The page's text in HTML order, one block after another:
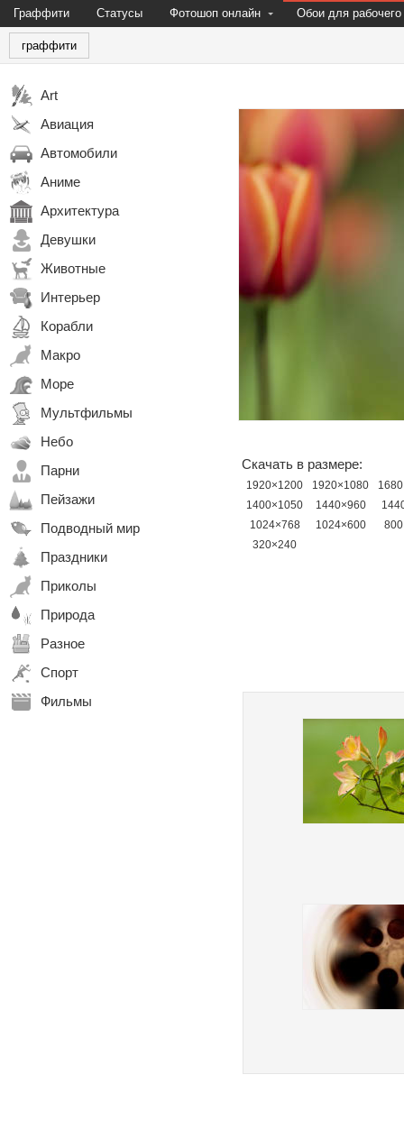
Граффити Статусы Фотошоп онлайн Обои для рабочего
граффити
Art
Авиация
Автомобили
Аниме
Архитектура
Девушки
Животные
Интерьер
Корабли
Макро
Море
Мультфильмы
Небо
Парни
Пейзажи
Подводный мир
Праздники
Приколы
Природа
Разное
Спорт
Фильмы
Скачать в размере:
1920×1200 1920×1080
1400×1050
1440×960
1024×768
1024×600
320×240